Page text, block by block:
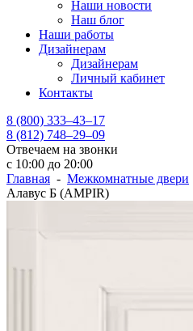
Наши новости
Наш блог
Наши работы
Дизайнерам
Дизайнерам
Личный кабинет
Контакты
8 (800) 333–43–17
8 (812) 748–29–09
Отвечаем на звонки
с 10:00 до 20:00
Главная - Межкомнатные двери
Алавус Б (AMPIR)